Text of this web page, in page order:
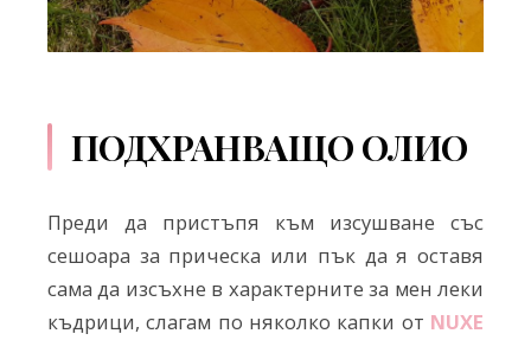
ПОДХРАНВАЩО ОЛИО
Преди да пристъпя към изсушване със
сешоара за прическа или пък да я оставя
сама да изсъхне в характерните за мен леки
къдрици, слагам по няколко капки от NUXE